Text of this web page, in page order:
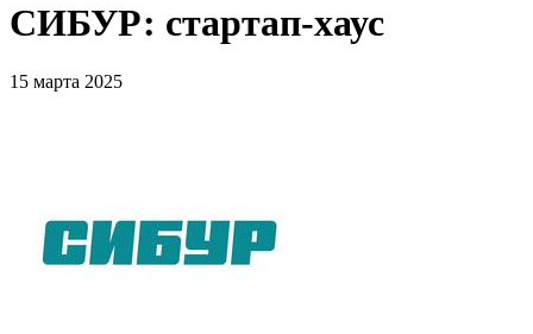
СИБУР: стартап-хаус
15 марта 2025